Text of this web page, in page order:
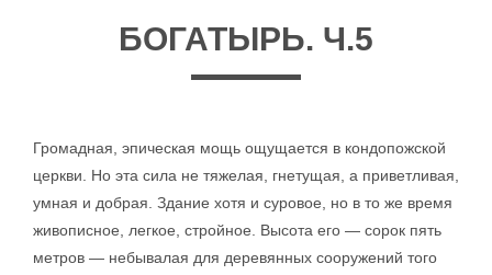
БОГАТЫРЬ. Ч.5
Громадная, эпическая мощь ощущается в кондопожской
церкви. Но эта сила не тяжелая, гнетущая, а приветливая,
умная и добрая. Здание хотя и суровое, но в то же время
живописное, легкое, стройное. Высота его — сорок пять
метров — небывалая для деревянных сооружений того